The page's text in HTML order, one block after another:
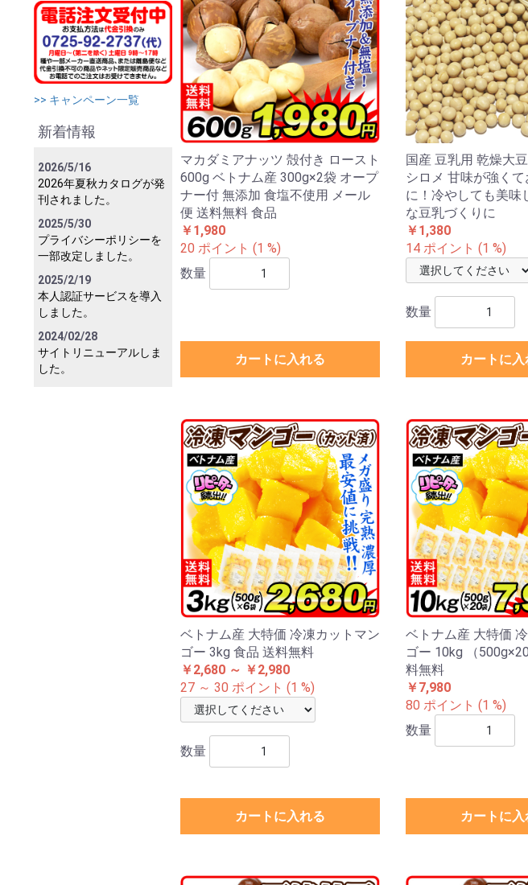
>> キャンペーン一覧
新着情報
2026/5/16
2026年夏秋カタログが発
刊されました。
2025/5/30
プライバシーポリシーを
一部改定しました。
2025/2/19
本人認証サービスを導入
しました。
2024/02/28
サイトリニューアルしま
した。
マカダミアナッツ 殻付き ロースト
600g ベトナム産 300g×2袋 オープ
ナー付 無添加 食塩不使用 メール
便 送料無料 食品
￥1,980
20 ポイント (1 %)
数量
カートに入れる
国産 豆乳用 乾燥大
シロメ 甘味が強く
に！冷やしても美味
な豆乳づくりに
￥1,380
14 ポイント (1 %)
数量
カートに入
ベトナム産 大特価 冷凍カットマン
ゴー 3kg 食品 送料無料
￥2,680 ～ ￥2,980
27 ～ 30 ポイント (1 %)
数量
カートに入れる
ベトナム産 大特価
ゴー 10kg （
料無料
￥7,980
80 ポイント (1 %)
数量
カートに入